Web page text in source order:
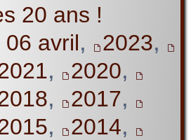
20 ans !
avril, 2023,
, 2020,
, 2017,
, 2014,